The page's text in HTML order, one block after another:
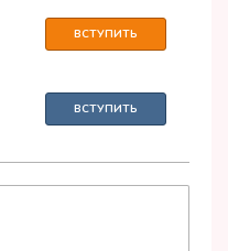
ВСТУПИТЬ
ВСТУПИТЬ